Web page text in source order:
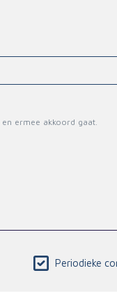
ermee akkoord gaat.
Periodieke